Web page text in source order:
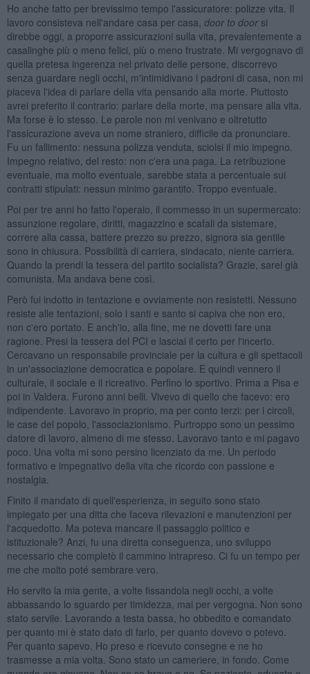
Ho anche fatto per brevissimo tempo l'assicuratore: polizze vita. Il
lavoro consisteva nell'andare casa per casa, door to doorsi
direbbe oggi, a proporre assicurazioni sulla vita, prevalentemente a
casalinghe più o meno felici, più o meno frustrate. Mi vergognavo di
quella pretesa ingerenza nel privato delle persone, discorrevo
senza guardare negli occhi, m'intimidivano i padroni di casa, non mi
piaceva l'idea di parlare della vita pensando alla morte. Piuttosto
avrei preferito il contrario: parlare della morte, ma pensare alla vita.
Ma forse è lo stesso. Le parole non mi venivano e oltretutto
l'assicurazione aveva un nome straniero, difficile da pronunciare.
Fu un fallimento: nessuna polizza venduta, sciolsi il mio impegno.
Impegno relativo, del resto: non c'era una paga. La retribuzione
eventuale, ma molto eventuale, sarebbe stata a percentuale sui
contratti stipulati: nessun minimo garantito. Troppo eventuale.
Poi per tre anni ho fatto l'operaio, il commesso in un supermercato:
assunzione regolare, diritti, magazzino e scafali da sistemare,
correre alla cassa, battere prezzo su prezzo, signora sia gentile
sono in chiusura. Possibilità di carriera, sindacato, niente carriera.
Quando la prendi la tessera del partito socialista? Grazie, sarei già
comunista. Ma andava bene così.
Però fui indotto in tentazione e ovviamente non resistetti. Nessuno
resiste alle tentazioni, solo i santi e santo si capiva che non ero,
non c'ero portato. E anch'io, alla fine, me ne dovetti fare una
ragione. Presi la tessera del PCI e lasciai il certo per l'incerto.
Cercavano un responsabile provinciale per la cultura e gli spettacoli
in un'associazione democratica e popolare. E quindi vennero il
culturale, il sociale e il ricreativo. Perfino lo sportivo. Prima a Pisa e
poi in Valdera. Furono anni belli. Vivevo di quello che facevo: ero
indipendente. Lavoravo in proprio, ma per conto terzi: per i circoli,
le case del popolo, l'associazionismo. Purtroppo sono un pessimo
datore di lavoro, almeno di me stesso. Lavoravo tanto e mi pagavo
poco. Una volta mi sono persino licenziato da me. Un periodo
formativo e impegnativo della vita che ricordo con passione e
nostalgia.
Finito il mandato di quell'esperienza, in seguito sono stato
impiegato per una ditta che faceva rilevazioni e manutenzioni per
l'acquedotto. Ma poteva mancare il passaggio politico e
istituzionale? Anzi, fu una diretta conseguenza, uno sviluppo
necessario che completò il cammino intrapreso. Ci fu un tempo per
me che molto poté sembrare vero.
Ho servito la mia gente, a volte fissandola negli occhi, a volte
abbassando lo sguardo per timidezza, mai per vergogna. Non sono
stato servile. Lavorando a testa bassa, ho obbedito e comandato
per quanto mi è stato dato di farlo, per quanto dovevo o potevo.
Per quanto sapevo. Ho preso e ricevuto consegne e ne ho
trasmesse a mia volta. Sono stato un cameriere, in fondo. Come